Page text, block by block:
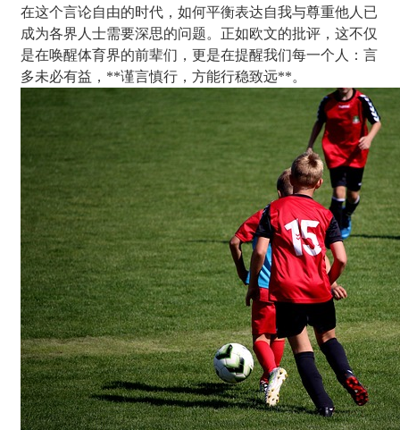
在这个言论自由的时代，如何平衡表达自我与尊重他人已
成为各界人士需要深思的问题。正如欧文的批评，这不仅
是在唤醒体育界的前辈们，更是在提醒我们每一个人：言
多未必有益，**谨言慎行，方能行稳致远**。